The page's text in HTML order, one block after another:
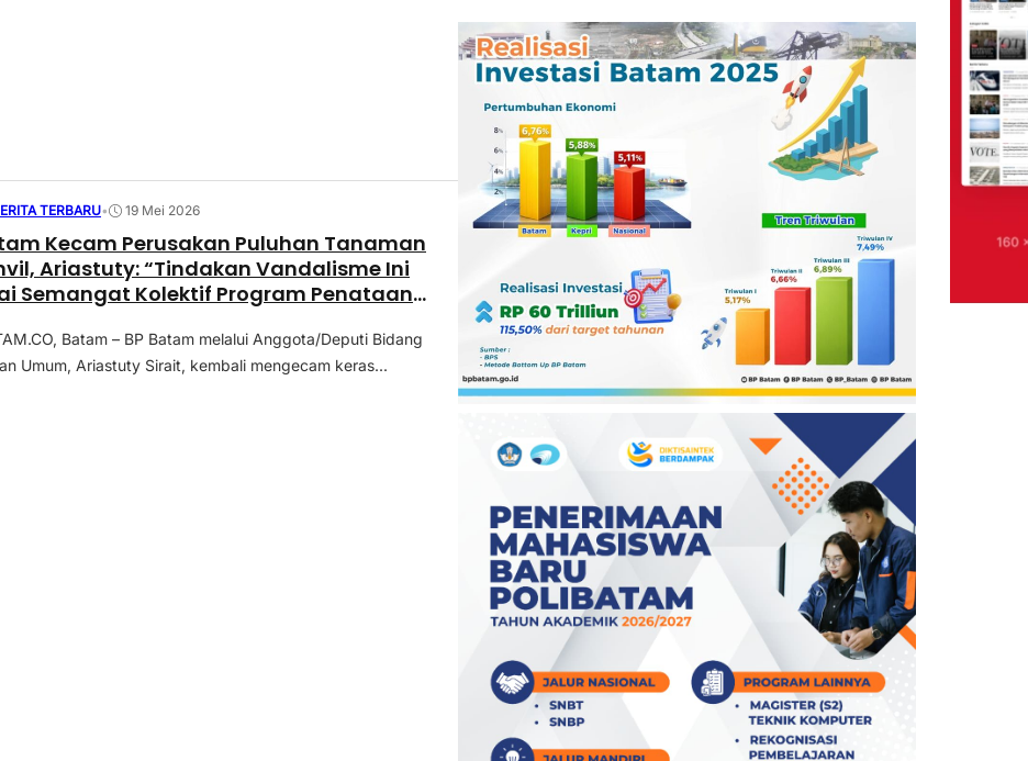
TERBARU• 19 Mei 2026
Kecam Perusakan Puluhan Tanaman
Ariastuty: “Tindakan Vandalisme Ini
Semangat Kolektif Program Penataan
Batam – BP Batam melalui Anggota/Deputi Bidang
Umum, Ariastuty Sirait, kembali mengecam keras...